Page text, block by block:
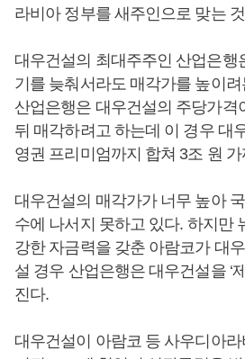
라비아 정부를 새주인으로 맞는
대우건설의 최대주주인 산업은행
기를 늦춰서라도 매각가를 높이
산업은행은 대우건설의 주당가격
뒤 매각하려고 하는데 이 경우 대
영권 프리미엄까지 합쳐 3조 원
대우건설의 매각가가 너무 높아
수에 나서지 못하고 있다. 하지만
강한 자금력을 갖춘 아람코가 대
설 경우 산업은행은 대우건설을 ‘
진다.
대우건설이 아람코 등 사우디아